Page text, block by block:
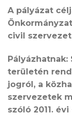
A pályázat
civil
területén
jogról, a
szervezetek
szóló 2011.